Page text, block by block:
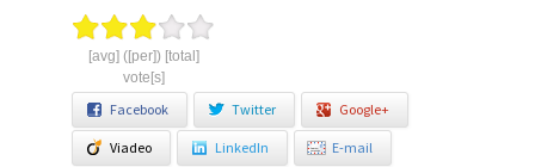
[avg] ([per]) [total]
vote[s]
Facebook Twitter Google+
Viadeo LinkedIn E-mail